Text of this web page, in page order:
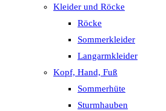
Kleider und Röcke
Röcke
Sommerkleider
Langarmkleider
Kopf, Hand, Fuß
Sommerhüte
Sturmhauben